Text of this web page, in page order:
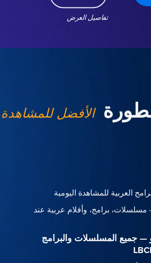
تفاصيل العرض
الأفضل للمشاهدة
العربية للمشاهدة اليومية
مسلسلات، برامج، وأفلام عربية عند
جميع المسلسلات والبرامج